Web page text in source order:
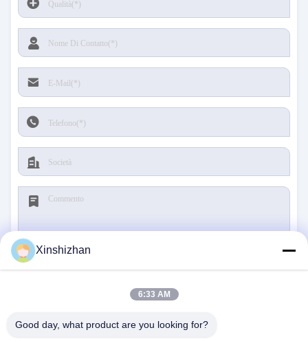
Invia
Xinshizhan
6:33 AM
Good day, what product are you looking for?